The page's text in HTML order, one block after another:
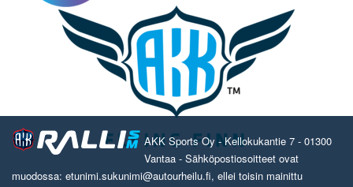
AKK Sports Oy - Kellokukantie 7 - 01300
Vantaa - Sähköpostiosoitteet ovat
muodossa: etunimi.sukunimi@autourheilu.fi, ellei toisin mainittu